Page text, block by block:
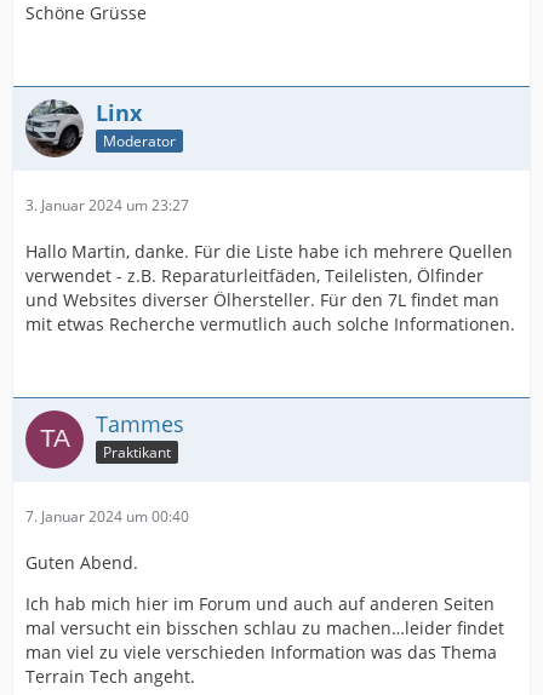
Schöne Grüsse
Linx
Moderator
3. Januar 2024 um 23:27
Hallo Martin, danke. Für die Liste habe ich mehrere Quellen
verwendet - z.B. Reparaturleitfäden, Teilelisten, Ölfinder
und Websites diverser Ölhersteller. Für den 7L findet man
mit etwas Recherche vermutlich auch solche Informationen.
Tammes
Praktikant
7. Januar 2024 um 00:40
Guten Abend.
Ich hab mich hier im Forum und auch auf anderen Seiten
mal versucht ein bisschen schlau zu machen…leider findet
man viel zu viele verschieden Information was das Thema
Terrain Tech angeht.